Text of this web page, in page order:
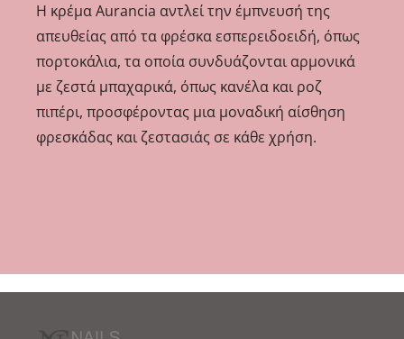
Η κρέμα Aurancia αντλεί την έμπνευσή της
απευθείας από τα φρέσκα εσπερειδοειδή, όπως
πορτοκάλια, τα οποία συνδυάζονται αρμονικά
με ζεστά μπαχαρικά, όπως κανέλα και ροζ
πιπέρι, προσφέροντας μια μοναδική αίσθηση
φρεσκάδας και ζεστασιάς σε κάθε χρήση.